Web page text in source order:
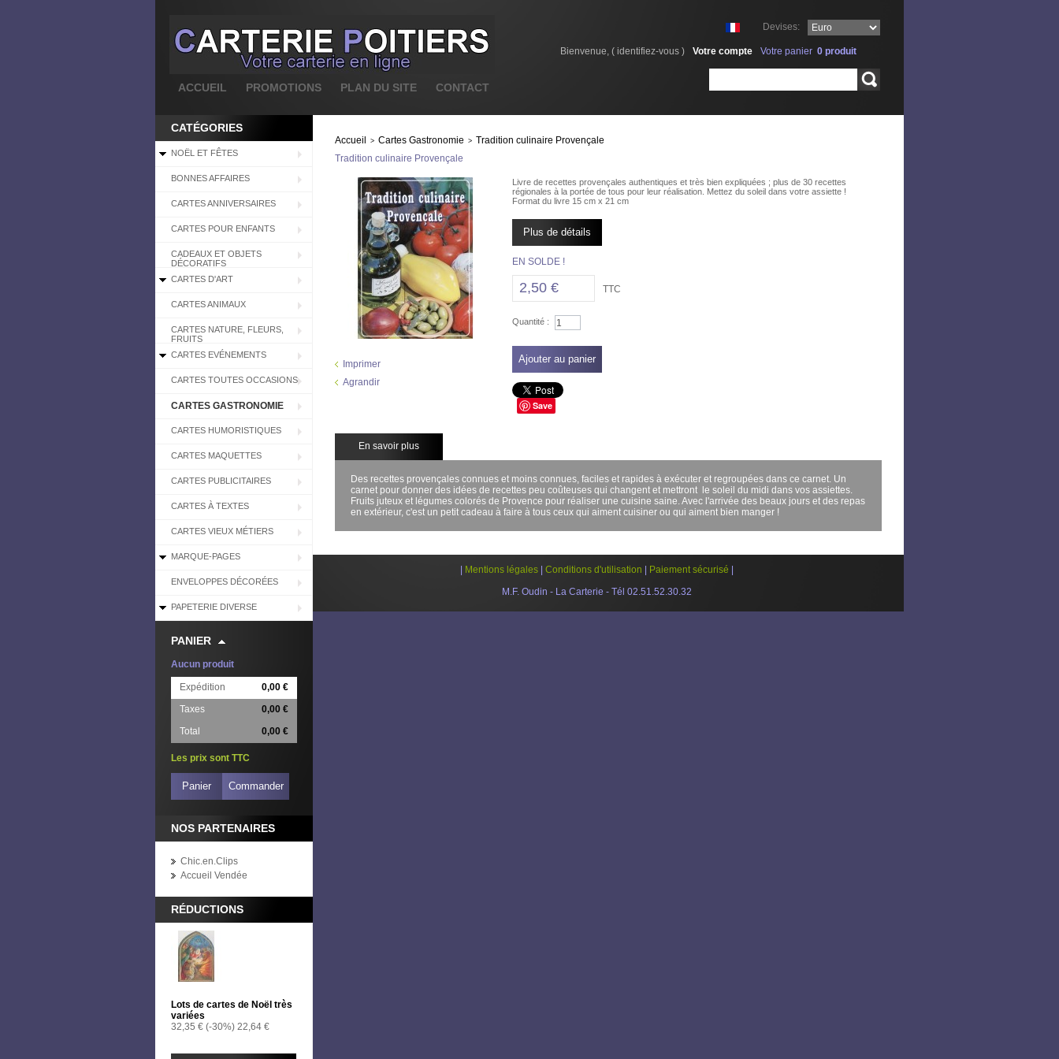
Devises:
Bienvenue, ( identifiez-vous ) Votre compte Votre panier 0 produit
ACCUEIL PROMOTIONS PLAN DU SITE CONTACT
CATÉGORIES
NOËL ET FÊTES
BONNES AFFAIRES
CARTES ANNIVERSAIRES
CARTES POUR ENFANTS
CADEAUX ET OBJETS
DÉCORATIFS
CARTES D'ART
CARTES ANIMAUX
CARTES NATURE, FLEURS,
FRUITS
CARTES EVÉNEMENTS
CARTES TOUTES OCCASIONS
CARTES GASTRONOMIE
CARTES HUMORISTIQUES
CARTES MAQUETTES
CARTES PUBLICITAIRES
CARTES À TEXTES
CARTES VIEUX MÉTIERS
MARQUE-PAGES
ENVELOPPES DÉCORÉES
PAPETERIE DIVERSE
PANIER
Aucun produit
Expédition
0,00 €
Taxes
0,00 €
Total
0,00 €
Les prix sont TTC
Panier Commander
NOS PARTENAIRES
Chic.en.Clips
Accueil Vendée
RÉDUCTIONS
Lots de cartes de Noël très
variées
32,35 € (-30%) 22,64 €
Accueil > Cartes Gastronomie > Tradition culinaire Provençale
Tradition culinaire Provençale
Imprimer
Agrandir
Livre de recettes provençales authentiques et très bien expliquées ; plus de 30 recettes
régionales à la portée de tous pour leur réalisation. Mettez du soleil dans votre assiette !
Format du livre 15 cm x 21 cm
Plus de détails
EN SOLDE !
2,50 € TTC
Quantité :
Ajouter au panier
Save
En savoir plus
Des recettes provençales connues et moins connues, faciles et rapides à exécuter et regroupées dans ce carnet. Un
carnet pour donner des idées de recettes peu coûteuses qui changent et mettront le soleil du midi dans vos assiettes.
Fruits juteux et légumes colorés de Provence pour réaliser une cuisine saine. Avec l'arrivée des beaux jours et des repas
en extérieur, c'est un petit cadeau à faire à tous ceux qui aiment cuisiner ou qui aiment bien manger !
Mentions légales| Conditions d'utilisation Paiement sécurisé
M.F. Oudin - La Carterie - Tél 02.51.52.30.32